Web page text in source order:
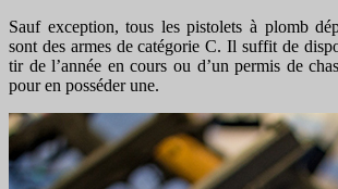
Sauf exception, tous les pistolets à plomb
sont des armes de catégorie C. Il suffit de
tir de l’année en cours ou d’un permis de
pour en posséder une.